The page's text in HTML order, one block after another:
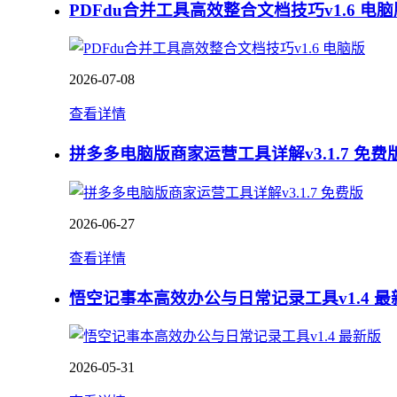
PDFdu合并工具高效整合文档技巧v1.6 电脑
2026-07-08
查看详情
拼多多电脑版商家运营工具详解v3.1.7 免费
2026-06-27
查看详情
悟空记事本高效办公与日常记录工具v1.4 最
2026-05-31